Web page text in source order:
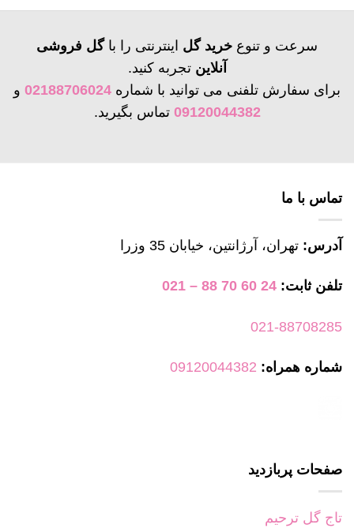
سرعت و تنوع خرید گل اینترنتی را باگل فروشی
آنلاین تجربه کنید.
برای سفارش تلفنی می توانید با شماره 02188706024 و
09120044382 تماس بگیرید.
تماس با ما
آدرس: تهران، آرژانتین، خیابان 35 وزرا
تلفن ثابت: 24 60 70 88 – 021
021-88708285
شماره همراه: 09120044382
صفحات پربازدید
تاج گل ترحیم